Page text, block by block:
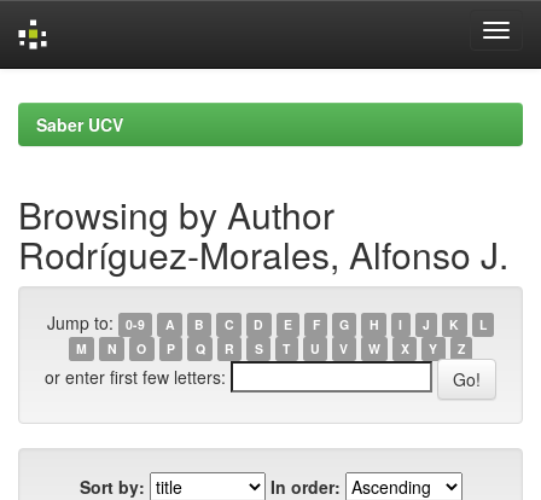
navigationSaber UCV
Browsing by Author
Rodríguez-Morales, Alfonso J.
Jump to: 0-9 A B C D E F G H I J K
L
M
N O P Q R S T U V W X Y Z
or enter first few letters:
Sort by:
In order: